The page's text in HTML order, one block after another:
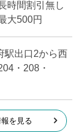
時間割引無し
大500円
駅出口2から西
・208・
を見る